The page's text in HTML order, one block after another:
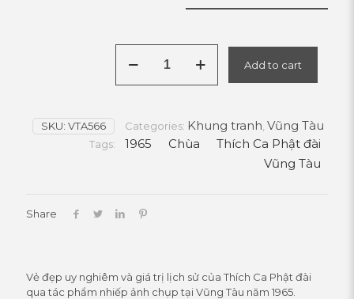
Tượng
Phật
Add to cart
SKU: VTA566 Categories: Khung tranh Vũng Tàu
Tags: 1965 Chùa
Thích Ca Phật đài
Vũng Tàu
Share
Vẻ đẹp uy nghiêm và giá trị lịch sử của Thích Ca Phật đài
qua tác phẩm nhiếp ảnh chụp tại Vũng Tàu năm 1965.